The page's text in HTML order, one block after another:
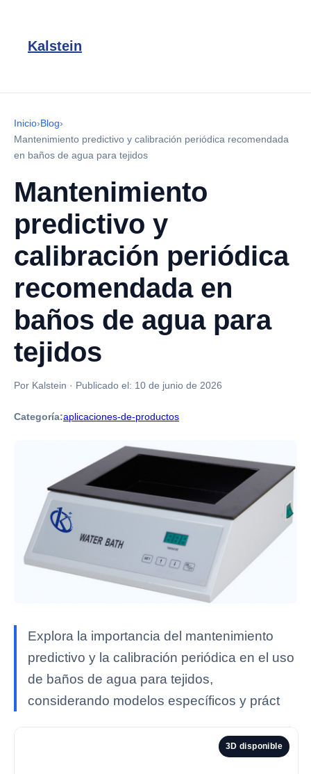
Kalstein
Inicio›Blog›
Mantenimiento predictivo y calibración periódica recomendada
en baños de agua para tejidos
Mantenimiento
predictivo y
calibración periódica
recomendada en
baños de agua para
tejidos
Por Kalstein · Publicado el: 10 de junio de 2026
Categoría:aplicaciones-de-productos
Explora la importancia del mantenimiento
predictivo y la calibración periódica en el uso
de baños de agua para tejidos,
considerando modelos específicos y práct
3D disponible